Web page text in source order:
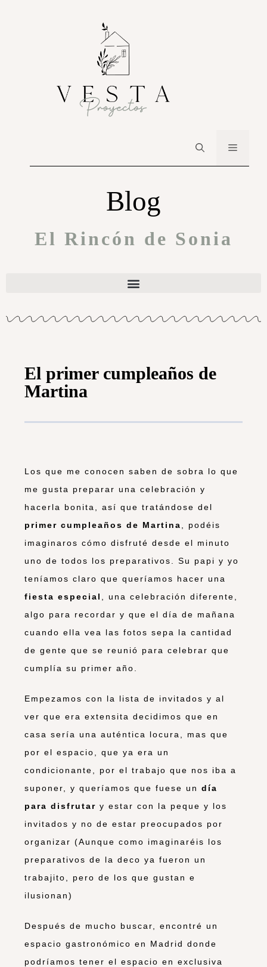
Blog
El Rincón de Sonia
El primer cumpleaños de
Martina
Los que me conocen saben de sobra lo que
me gusta preparar una celebración y
hacerla bonita, así que tratándose del
primer cumpleaños de Martina
, podéis
imaginaros cómo disfruté desde el minuto
uno de todos los preparativos. Su papi y yo
teníamos claro que queríamos hacer una
fiesta especial
, una celebración diferente,
algo para recordar y que el día de mañana
cuando ella vea las fotos sepa la cantidad
de gente que se reunió para celebrar que
cumplía su primer año.
Empezamos con la lista de invitados y al
ver que era extensita decidimos que en
casa sería una auténtica locura, mas que
por el espacio, que ya era un
condicionante, por el trabajo que nos iba a
suponer, y queríamos que fuese un día
para disfrutar y estar con la peque y los
invitados y no de estar preocupados por
organizar (Aunque como imaginaréis los
preparativos de la deco ya fueron un
trabajito, pero de los que gustan e
ilusionan)
Después de mucho buscar, encontré un
espacio gastronómico en Madrid donde
podríamos tener el espacio en exclusiva